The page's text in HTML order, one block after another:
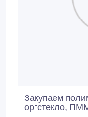
Закупаем
оргстекло,